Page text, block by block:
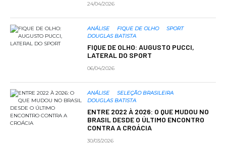
24/04/2026
ANÁLISE FIQUE DE OLHO
SPORT
DOUGLAS BATISTA
FIQUE DE OLHO: AUGUSTO PUCCI,
LATERAL DO SPORT
06/04/2026
ANÁLISE
SELEÇÃO BRASILEIRA
DOUGLAS BATISTA
ENTRE 2022 À 2026: O QUE MUDOU NO
BRASIL DESDE O ÚLTIMO ENCONTRO
CONTRA A CROÁCIA
30/03/2026